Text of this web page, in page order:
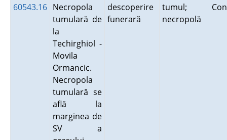
60543.16 Necropola
tumulară de
la
Techirghiol -
Movila
Ormancic.
Necropola
tumulară se
află la
marginea de
SV a
descoperire
funerară
tumul;
necropolă